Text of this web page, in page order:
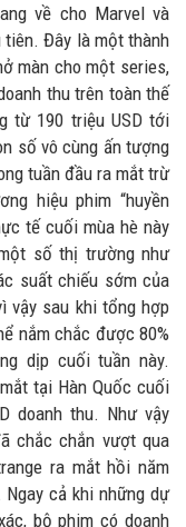
về cho Marvel và
tiên. Đây là một thành
màn cho một series,
thu trên toàn thế
từ 190 triệu USD tới
số vô cùng ấn tượng
tuần đầu ra mắt trừ
hiệu phim “huyền
tế cuối mùa hè này
số thị trường như
suất chiếu sớm của
vậy sau khi tổng hợp
nắm chắc được 80%
dịp cuối tuần này.
tại Hàn Quốc cuối
doanh thu. Như vậy
chắc chắn vượt qua
ra mắt hồi năm
cả khi những dự
bộ phim có doanh